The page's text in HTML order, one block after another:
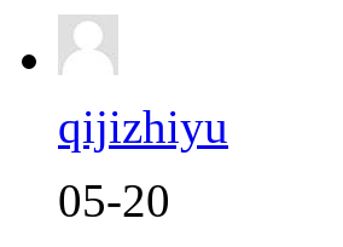
qijizhiyu
05-20